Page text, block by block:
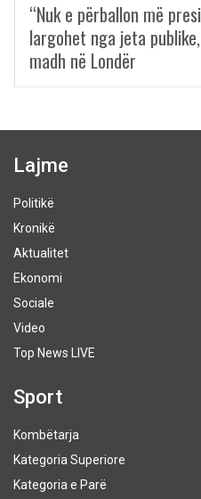
“Nuk e përballon më
largohet nga jeta
madh në Londër
Lajme
Politikë
Kronikë
Aktualitet
Ekonomi
Sociale
Video
Top News LIVE
Sport
Kombëtarja
Kategoria Superiore
Kategoria e Parë